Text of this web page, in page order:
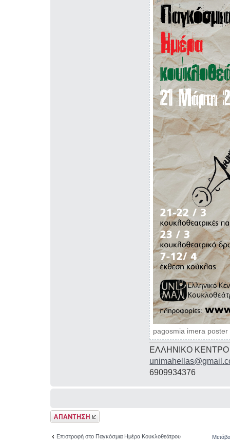
pagosmia imera
ΕΛΛΗΝΙΚΟ
6909934376
Δημιουργία
απάντησης
Επιστροφή στο Παγκόσμια Ημέρα Κουκλοθεάτρου